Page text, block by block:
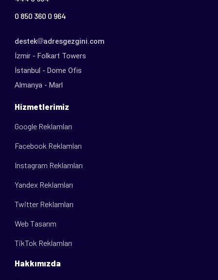
0 850 360 0 964
destek
adresgezgini.com
İzmir - Folkart Towers
İstanbul - Dome Ofis
Almanya - Marl
Hizmetlerimiz
Google Reklamları
Facebook Reklamları
Instagram Reklamları
Yandex Reklamları
Twitter Reklamları
Web Tasarım
TikTok Reklamları
Hakkımızda